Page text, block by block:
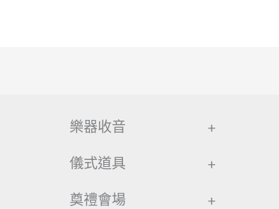
樂器收音 +
儀式道具 +
奠禮會場 +